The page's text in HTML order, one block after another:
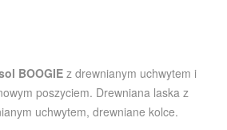
BOOGIE z drewnianym uchwytem i
poszyciem. Drewniana laska z
uchwytem, drewniane kolce.